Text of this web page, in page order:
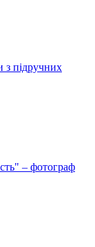
з підручних
– фотограф